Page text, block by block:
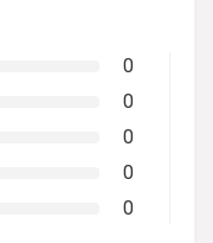
0
0
0
0
0